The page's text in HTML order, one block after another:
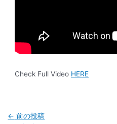
Check Full Video HERE
← 前の投稿